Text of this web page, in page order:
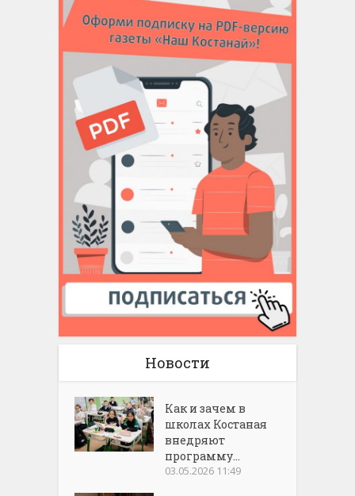
Новости
Как и зачем в
школах Костаная
внедряют
программу...
03.05.2026 11:49